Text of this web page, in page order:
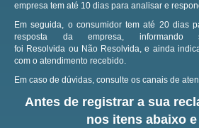
empresa tem até 10 dias para analisar e
Em seguida, o consumidor tem até 20 dias
resposta da empresa, informando
foi Resolvida ou Não Resolvida, e ainda
com o atendimento recebido.
Em caso de dúvidas, consulte os canais de
Antes de registrar a sua
nos itens abaixo